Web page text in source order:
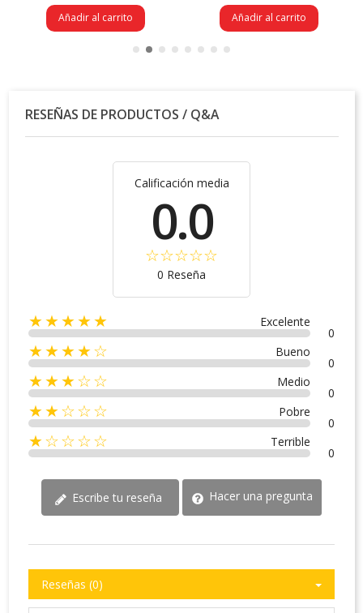
Añadir al carrito Añadir al carrito
RESEÑAS DE PRODUCTOS / Q&A
Calificación media
0.0
0 Reseña
★★★★★ Excelente
0
★★★★☆ Bueno
0
★★★☆☆ Medio
0
★★☆☆☆ Pobre
0
★☆☆☆☆ Terrible
0
Escribe tu reseña Hacer una pregunta
Reseñas (0)